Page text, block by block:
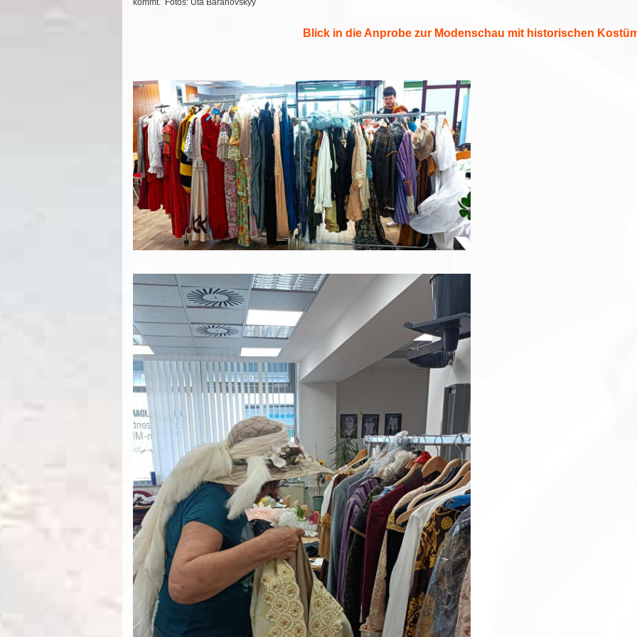
kommt. Fotos: Uta Baranovskyy
Blick in die Anprobe zur Modenschau mit historischen